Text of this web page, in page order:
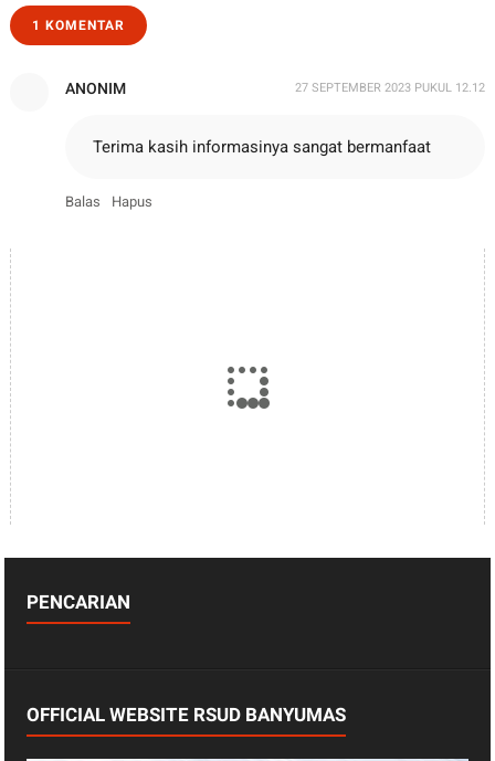
1 KOMENTAR
ANONIM 27 SEPTEMBER 2023 PUKUL 12.12
Terima kasih informasinya sangat bermanfaat
Balas Hapus
PENCARIAN
OFFICIAL WEBSITE RSUD BANYUMAS